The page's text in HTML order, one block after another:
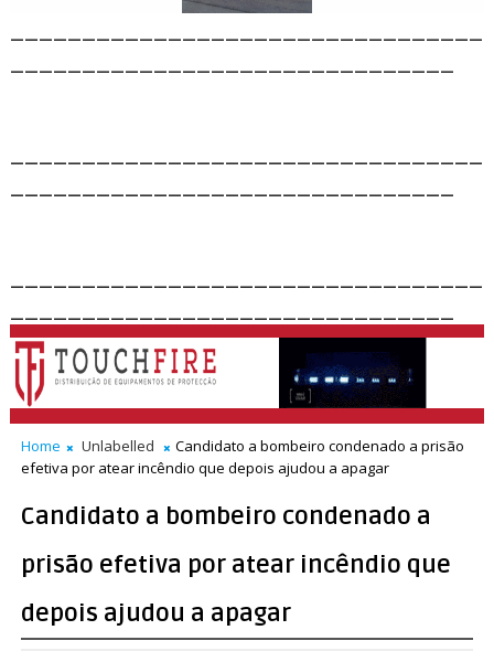
Home Unlabelled
Candidato a bombeiro condenado a prisão
efetiva por atear incêndio que depois ajudou a apagar
Candidato a bombeiro condenado a
prisão efetiva por atear incêndio que
depois ajudou a apagar